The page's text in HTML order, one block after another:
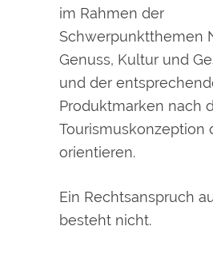
im Rahmen der
Schwerpunktthemen
Genuss, Kultur und
und der
Produktmarken nach
Tourismuskonzeption
orientieren.
Ein Rechtsanspruch
besteht nicht.